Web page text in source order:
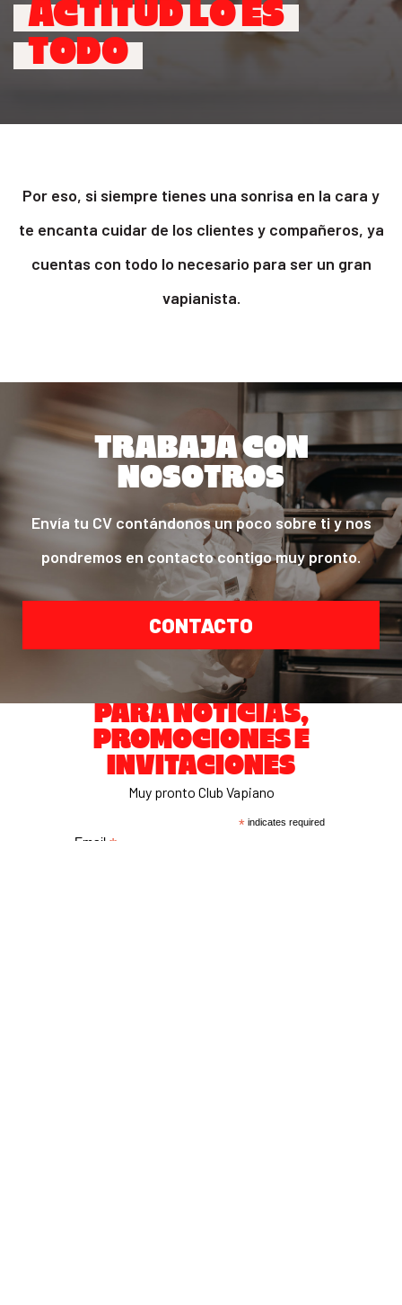
ACTITUD LO ES
TODO
Por eso, si siempre tienes una sonrisa en la cara y
te encanta cuidar de los clientes y compañeros, ya
cuentas con todo lo necesario para ser un gran
vapianista.
TRABAJA CON
NOSOTROS
Envía tu CV contándonos un poco sobre ti y nos
pondremos en contacto contigo muy pronto.
CONTACTO
PARA NOTICIAS,
PROMOCIONES E
INVITACIONES
Muy pronto Club Vapiano
* indicates required
Email *